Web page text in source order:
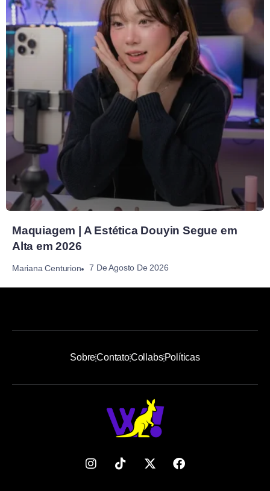
Maquiagem | A Estética Douyin Segue em
Alta em 2026
Mariana Centurion 7 De Agosto De 2026
SobreContatoCollabsPolíticas